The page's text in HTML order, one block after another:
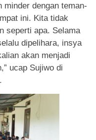
minder dengan teman-
ini. Kita tidak
seperti apa. Selama
dipelihara, insya
akan menjadi
ucap Sujiwo di